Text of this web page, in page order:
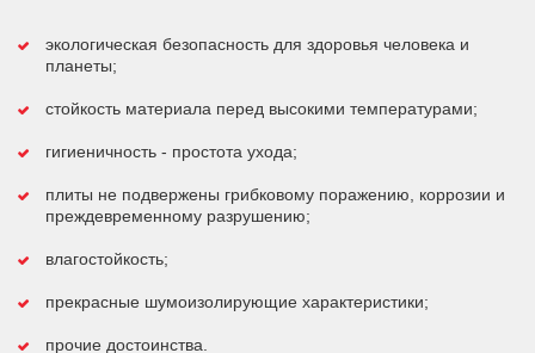
экологическая безопасность для здоровья человека и
планеты;
стойкость материала перед высокими температурами;
гигиеничность - простота ухода;
плиты не подвержены грибковому поражению, коррозии и
преждевременному разрушению;
влагостойкость;
прекрасные шумоизолирующие характеристики;
прочие достоинства.